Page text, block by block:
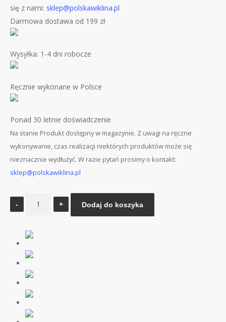
się z nami: sklep@polskawiklina.pl
Darmowa dostawa od 199 zł
Wysyłka: 1-4 dni robocze
Ręcznie wykonane w Polsce
Ponad 30 letnie doświadczenie
Na stanie Produkt dostępny w magazynie. Z uwagi na ręczne
wykonywanie, czas realizacji niektórych produktów może się
nieznacznie wydłużyć. W razie pytań prosimy o kontakt:
sklep@polskawiklina.pl
na
prezent
4
przetwory
z
Dodaj do koszyka